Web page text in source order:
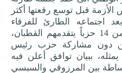
اجتماعه الطارئ للفرقاء
السياسيين بحضور أكثر من 14 حزباً يتقدمهم القطبان،
ومن دون مشاركة حزب رئيس
ببيان توافق أعلن فيه